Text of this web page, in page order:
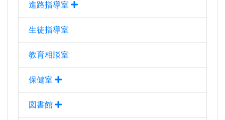
進路指導室
生徒指導室
教育相談室
保健室
図書館